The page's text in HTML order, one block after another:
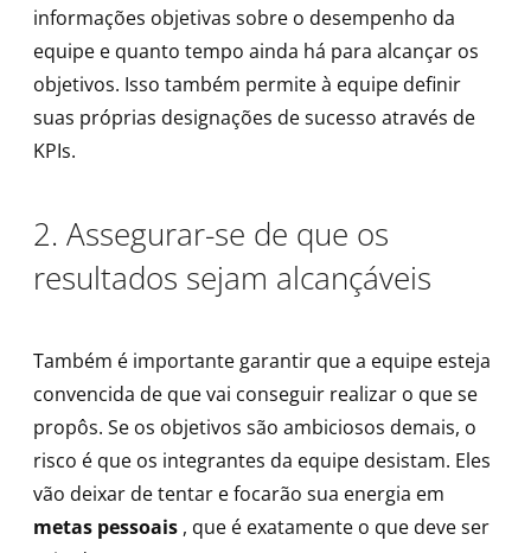
informações objetivas sobre o desempenho da
equipe e quanto tempo ainda há para alcançar os
objetivos. Isso também permite à equipe definir
suas próprias designações de sucesso através de
KPIs.
2. Assegurar-se de que os
resultados sejam alcançáveis
Também é importante garantir que a equipe esteja
convencida de que vai conseguir realizar o que se
propôs. Se os objetivos são ambiciosos demais, o
risco é que os integrantes da equipe desistam. Eles
vão deixar de tentar e focarão sua energia em
metas pessoais , que é exatamente o que deve ser